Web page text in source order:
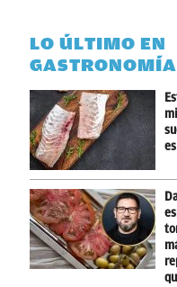
LO ÚLTIMO EN
GASTRONOMÍA